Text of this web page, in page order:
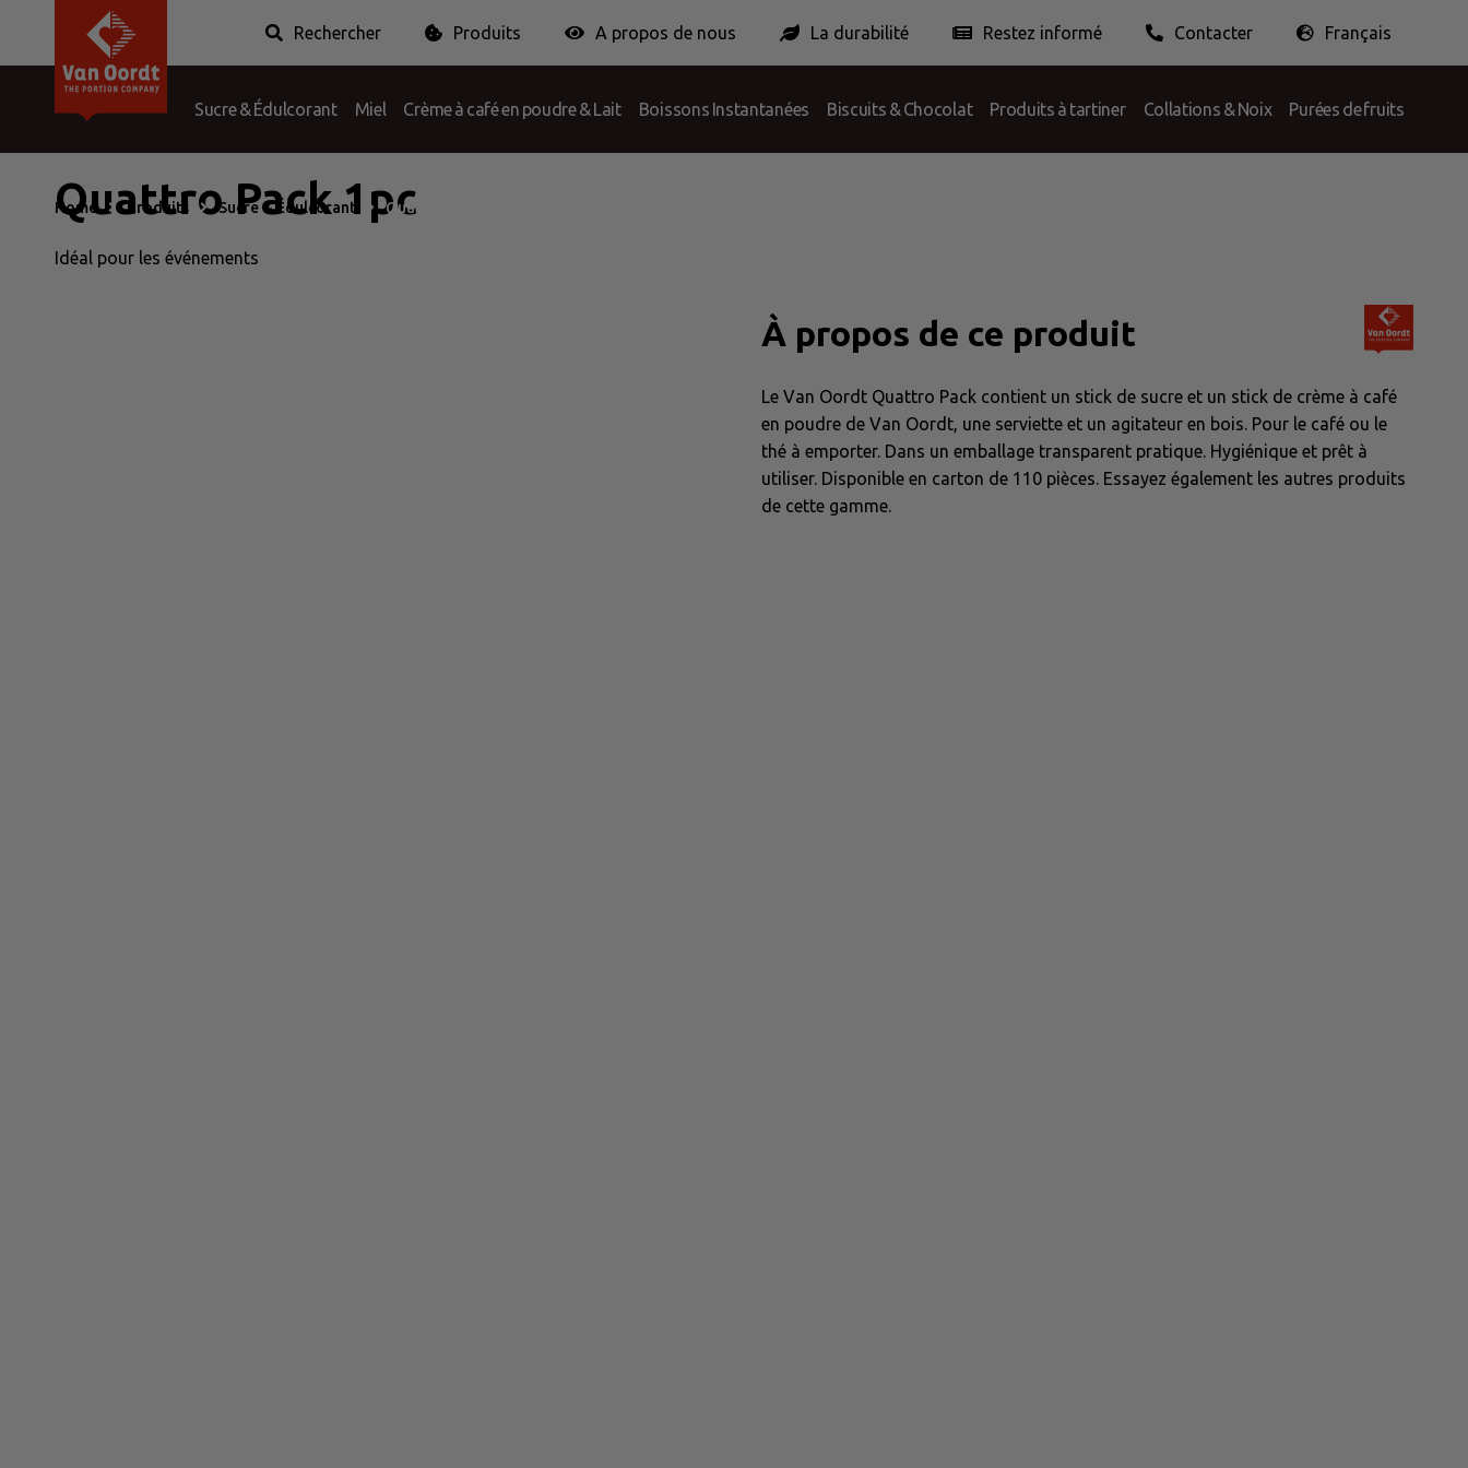
Rechercher Produits
Sucre & Édulcorant Miel Crème à café en poudre & Lait Boissons Instantanées Biscuits & Chocolat Produits à tartiner Collations & Noix Purées de fruits
A propos de nous
Van Oordt Histoire Les secteurs PortionPack Europe Certifcation Conditions Contribution pour l’emballage Éthique professionnelle
La durabilité Restez informé Contacter
Conditions Plaintes Questions & réponses
Français
Nederlands English Français
Home Produits Sucre & Édulcorant Quattro Pack 1pc
Quattro Pack 1pc
Idéal pour les événements
À propos de ce produit
Le Van Oordt Quattro Pack contient un stick de sucre et un stick de crème à café
en poudre de Van Oordt, une serviette et un agitateur en bois. Pour le café ou le
thé à emporter. Dans un emballage transparent pratique. Hygiénique et prêt à
utiliser. Disponible en carton de 110 pièces. Essayez également les autres produits
de cette gamme.